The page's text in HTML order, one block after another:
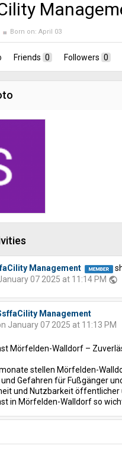
Born on: April 03
Friends 0 Followers 0
Management
07 2025 at 11:14 PM public
Management
January 07 2025 at 11:13 PM
Mörfelden-Walldorf –
stellen Mörfelden-
und Gefahren für Fußgänger
und Nutzbarkeit
in Mörfelden-Walldorf so